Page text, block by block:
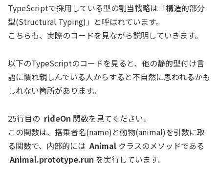
TypeScriptで採用している型の割当戦略は「構造的部分
型(Structural Typing)」と呼ばれています。
こちらも、実際のコードを見ながら説明していきます。
以下のTypeScriptのコードを見ると、他の静的型付け言
語に慣れ親しんでいる人からすると不自然に思われるかも
しれない箇所があります。
25行目の rideOn 関数を見てください。
この関数は、搭乗者名(name)と動物(animal)を引数に取
る関数で、内部的にはAnimal クラスのメソッドである
Animal.prototype.run を実行しています。